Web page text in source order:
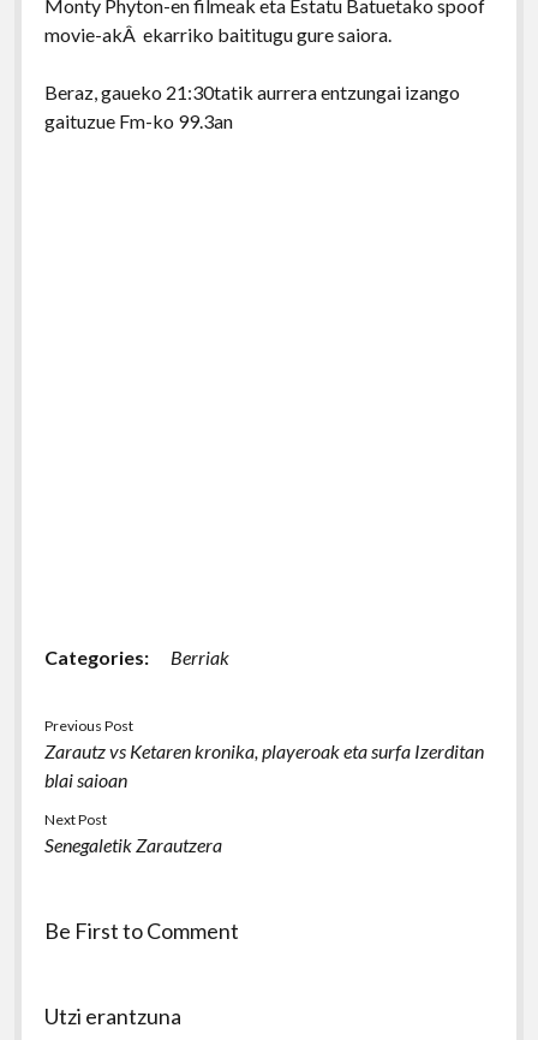
Monty Phyton-en filmeak eta Estatu Batuetako spoof
movie-akÂ ekarriko baititugu gure saiora.
Beraz, gaueko 21:30tatik aurrera entzungai izango
gaituzue Fm-ko 99.3an
Categories: Berriak
Previous Post
Zarautz vs Ketaren kronika, playeroak eta surfa Izerditan
blai saioan
Next Post
Senegaletik Zarautzera
Be First to Comment
Utzi erantzuna